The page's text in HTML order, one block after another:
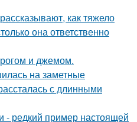
как тяжело
она ответственно
и джемом.
на заметные
с длинными
редкий пример настоящей